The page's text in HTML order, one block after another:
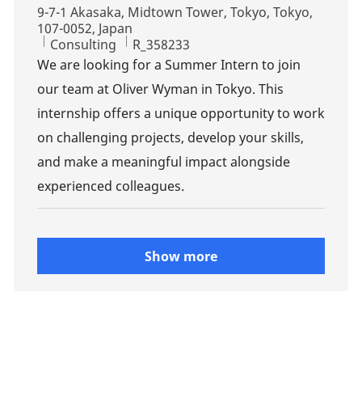
Location
9-7-1 Akasaka, Midtown Tower, Tokyo, Tokyo,
107-0052, Japan
Category
Consulting Job Id
R_358233
We are looking for a Summer Intern to join
our team at Oliver Wyman in Tokyo. This
internship offers a unique opportunity to work
on challenging projects, develop your skills,
and make a meaningful impact alongside
experienced colleagues.
Show more